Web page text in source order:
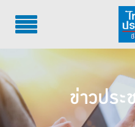
บริการลูกค้า
บริการตัวแทนข่าวปร